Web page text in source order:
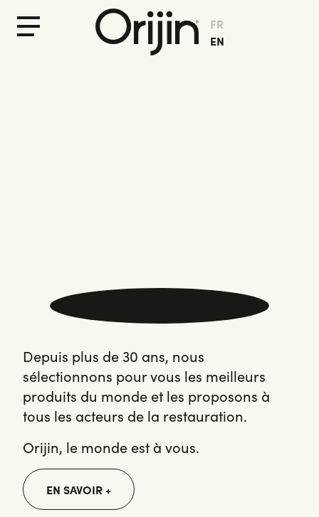
Menu
FR
EN
Depuis plus de 30 ans, nous
sélectionnons pour vous les meilleurs
produits du monde et les proposons à
tous les acteurs de la restauration.
Orijin, le monde est à vous.
EN SAVOIR +
Fermer